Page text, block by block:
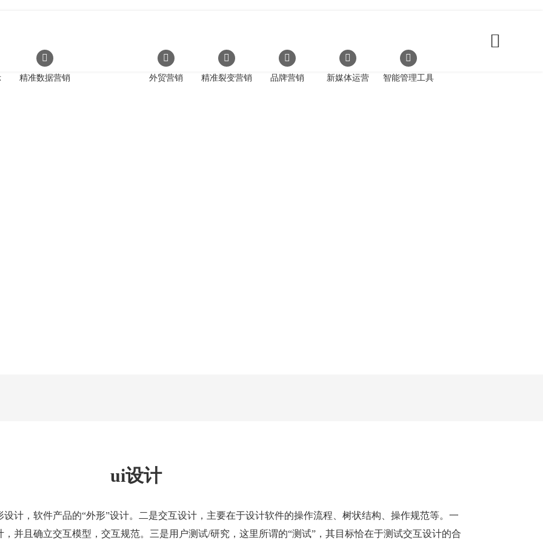
精准数据营销 外贸营销 精准裂变营销 品牌营销 新媒体运营 智能管理工具
ui设计
计，软件产品的“外形”设计。二是交互设计，主要在于设计软件的操作流程、树状结构、操作规范等。一
并且确立交互模型，交互规范。三是用户测试/研究，这里所谓的“测试”，其目标恰在于测试交互设计的合